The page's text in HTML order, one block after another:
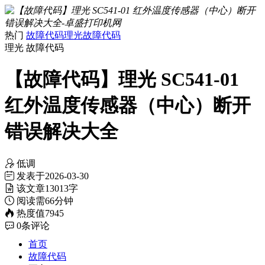
热门 故障代码理光故障代码
理光 故障代码
【故障代码】理光 SC541-01
红外温度传感器（中心）断开
错误解决大全
低调
发表于2026-03-30
该文章13013字
阅读需66分钟
热度值7945
0条评论
首页
故障代码